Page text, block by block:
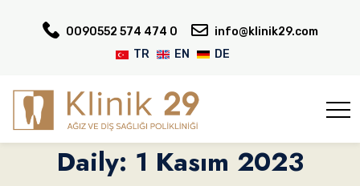
0090552 574 474 0
info@klinik29.com
TR
EN DE
Daily: 1 Kasım 2023